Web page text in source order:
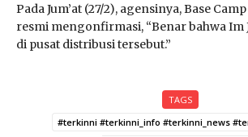
Pada Jum’at (27/2), agensinya, Base
resmi mengonfirmasi, “Benar bahwa Im
di pusat distribusi tersebut.”
TAGS
#terkinni #terkinni_info #terkinni_news